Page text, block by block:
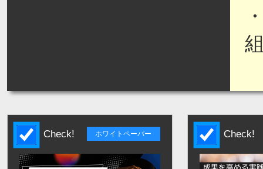
ホワイトペーパー
Check! Check!